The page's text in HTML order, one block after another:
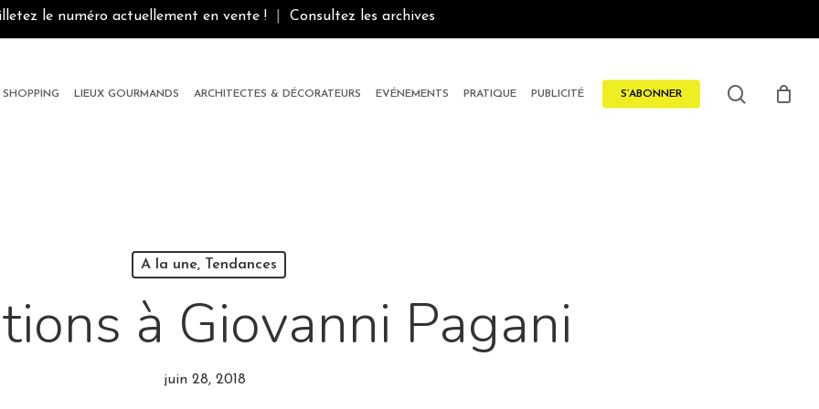
le numéro actuellement en vente ! Consultez les archives
SHOPPING LIEUX GOURMANDS ARCHITECTES & DÉCORATEURS EVÉNEMENTS PRATIQUE PUBLICITÉ S’ABONNER search
A la une, Tendances
à Giovanni Pagani
juin 28, 2018